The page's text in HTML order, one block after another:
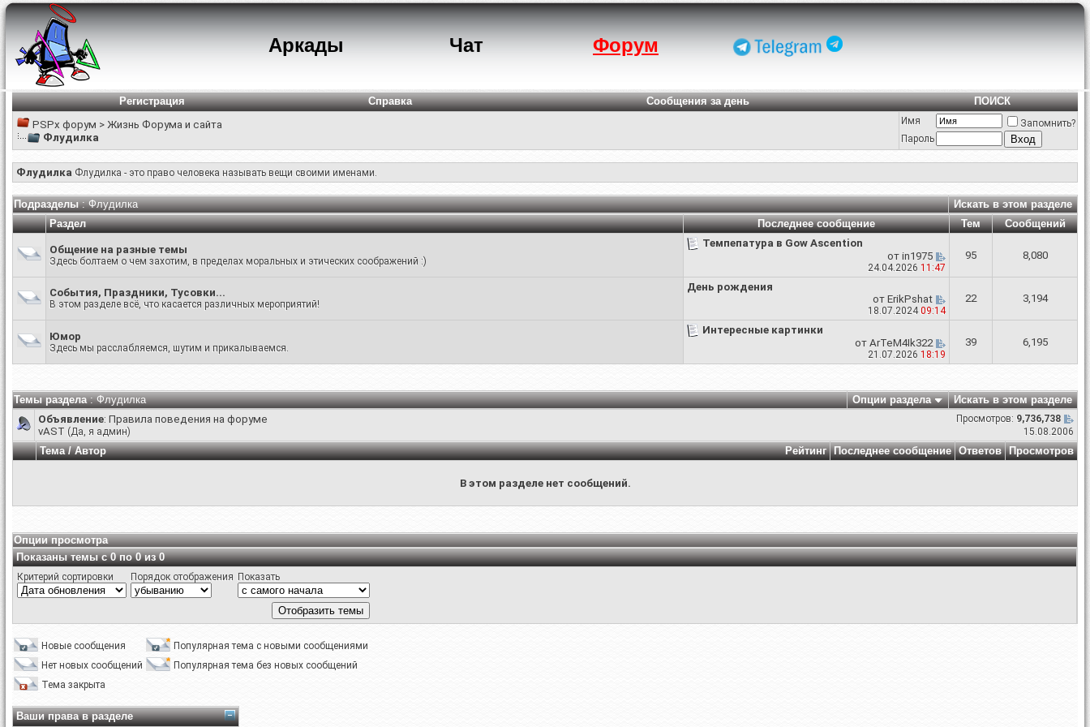
Аркады Чат Форум
Регистрация Справка Сообщения за день
ПОИСК
PSPx форум > Жизнь Форума и сайта
Флудилка
Имя
Запомнить?
Пароль
Флудилка Флудилка - это право человека называть вещи своими именами.
Подразделы: Флудилка
Искать в этом разделе
Раздел
Последнее сообщение Тем Сообщений
Общение на разные темы
Здесь болтаем о чем захотим, в пределах моральных и этических соображений :)
Темпепатура в Gow Ascention
от in1975
24.04.2026 11:47
95 8,080
События, Праздники, Тусовки...
В этом разделе всё, что касается различных мероприятий!
День рождения
от ErikPshat
18.07.2024 09:14
22 3,194
Юмор
Здесь мы расслабляемся, шутим и прикалываемся.
Интересные картинки
от ArTeM4Ik322
21.07.2026 18:19
39 6,195
Темы раздела: Флудилка Опции раздела Искать в этом разделе
Просмотров: 9,736,738
Объявление: Правила поведения на форуме
15.08.2006
vAST (Да, я админ)
Рейтинг
Тема/Автор Последнее сообщение Ответов Просмотров
В этом разделе нет сообщений.
Опции просмотра
Показаны темы с 0 по 0 из 0
Критерий сортировки Порядок отображения Показать
Новые сообщения
Популярная тема с новыми сообщениями
Нет новых сообщений
Популярная тема без новых сообщений
Тема закрыта
Ваши права в разделе